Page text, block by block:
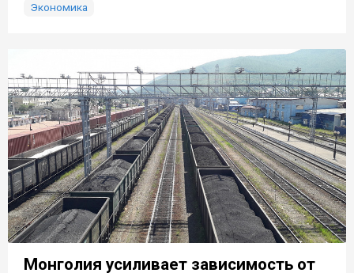
Экономика
Монголия усиливает зависимость от